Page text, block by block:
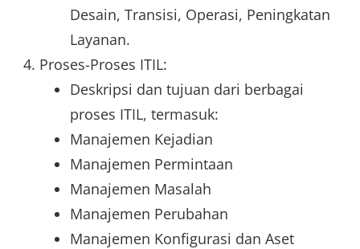
Desain, Transisi, Operasi, Peningkatan
Layanan.
Proses-Proses ITIL:
Deskripsi dan tujuan dari berbagai
proses ITIL, termasuk:
Manajemen Kejadian
Manajemen Permintaan
Manajemen Masalah
Manajemen Perubahan
Manajemen Konfigurasi dan Aset